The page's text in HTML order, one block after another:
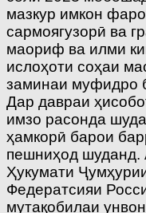
мазкур имкон
сармоягузорӣ ва
маориф ва илми
ислоҳоти соҳаи
заминаи муфидро
Дар давраи
имзо расонда
ҳамкорӣ барои
пешниҳод
Ҳукумати
Федератсияи
мутақобилаи